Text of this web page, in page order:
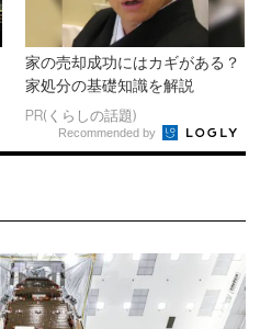
家の売却成功にはカギがある？
家処分の基礎知識を解説
PR(くらしの話題)
Recommended by